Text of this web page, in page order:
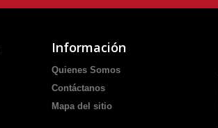
Información
Quienes Somos
Contáctanos
Mapa del sitio